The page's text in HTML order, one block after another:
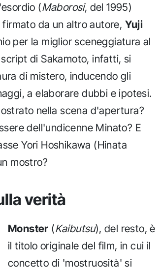
(Maborosi, del 1995)
da un altro autore, Yuji
per la miglior sceneggiatura al
di Sakamoto, infatti, si
di mistero, inducendo gli
a elaborare dubbi e ipotesi.
nella scena d'apertura?
dell'undicenne Minato? E
Yori Hoshikawa (Hinata
mostro?
verità
Monster (Kaibutsu), del resto, è
il titolo originale del film, in cui il
concetto di 'mostruosità' si